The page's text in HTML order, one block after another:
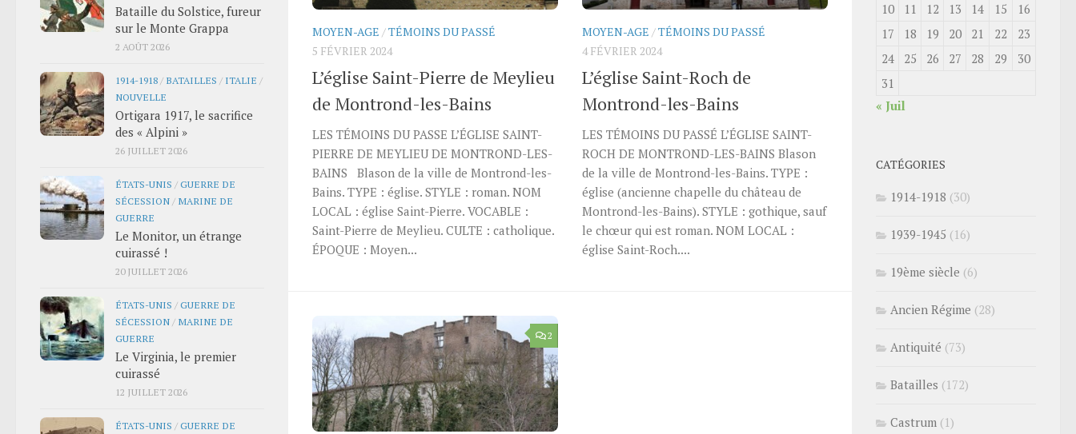
MOYEN-AGE /TÉMOINS DU PASSÉ
5 FÉVRIER 2024
L’église Saint-Pierre de Meylieu
de Montrond-les-Bains
LES TÉMOINS DU PASSE L’ÉGLISE SAINT-
PIERRE DE MEYLIEU DE MONTROND-LES-
BAINS Blason de la ville de Montrond-les-
Bains. TYPE : église. STYLE : roman. NOM
LOCAL : église Saint-Pierre. VOCABLE :
Saint-Pierre de Meylieu. CULTE : catholique.
ÉPOQUE : Moyen...
MOYEN-AGE /TÉMOINS DU PASSÉ
4 FÉVRIER 2024
L’église Saint-Roch de
Montrond-les-Bains
LES TÉMOINS DU PASSÉ L’ÉGLISE SAINT-
ROCH DE MONTROND-LES-BAINS Blason
de la ville de Montrond-les-Bains. TYPE :
église (ancienne chapelle du château de
Montrond-les-Bains). STYLE : gothique, sauf
le chœur qui est roman. NOM LOCAL :
église Saint-Roch....
2
Bataille du Solstice, fureur
sur le Monte Grappa
2 AOÛT 2026
1914-1918 / BATAILLES / ITALIE /
NOUVELLE
Ortigara 1917, le sacrifice
des « Alpini »
26 JUILLET 2026
ÉTATS-UNIS /GUERRE DE
SÉCESSION / MARINE DE
GUERRE
Le Monitor, un étrange
cuirassé !
20 JUILLET 2026
ÉTATS-UNIS /GUERRE DE
SÉCESSION / MARINE DE
GUERRE
Le Virginia, le premier
cuirassé
12 JUILLET 2026
ÉTATS-UNIS /GUERRE DE
10
11 12 13 14 15
16
17
18 19 20 21 22
23
24
25 26 27 28 29
30
31
« Juil
CATÉGORIES
1914-1918 (30)
1939-1945 (16)
19ème siècle (6)
Ancien Régime (28)
Antiquité (73)
Batailles (172)
Castrum (1)